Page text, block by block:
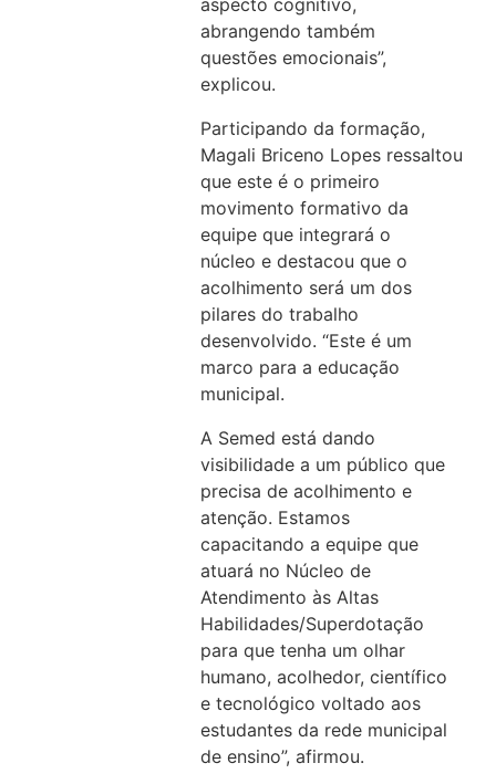
aspecto cognitivo,
abrangendo também
questões emocionais”,
explicou.
Participando da formação,
Magali Briceno Lopes ressaltou
que este é o primeiro
movimento formativo da
equipe que integrará o
núcleo e destacou que o
acolhimento será um dos
pilares do trabalho
desenvolvido. “Este é um
marco para a educação
municipal.
A Semed está dando
visibilidade a um público que
precisa de acolhimento e
atenção. Estamos
capacitando a equipe que
atuará no Núcleo de
Atendimento às Altas
Habilidades/Superdotação
para que tenha um olhar
humano, acolhedor, científico
e tecnológico voltado aos
estudantes da rede municipal
de ensino”, afirmou.